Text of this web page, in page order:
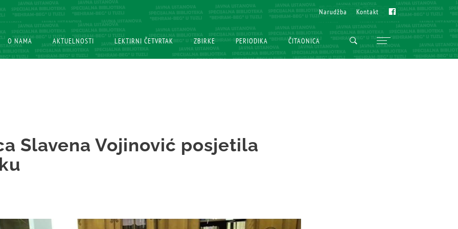
Narudžba
Narudžba Kontakt
Kontakt Fb
Fb
O NAMA
O NAMA AKTUELNOSTI
AKTUELNOSTI LEKTIRNI ČETVRTAK
LEKTIRNI ČETVRTAK ZBIRKE
ZBIRKE PERIODIKA
PERIODIKA ČITAONICA
ČITAONICA
Slavena Vojinović posjetila